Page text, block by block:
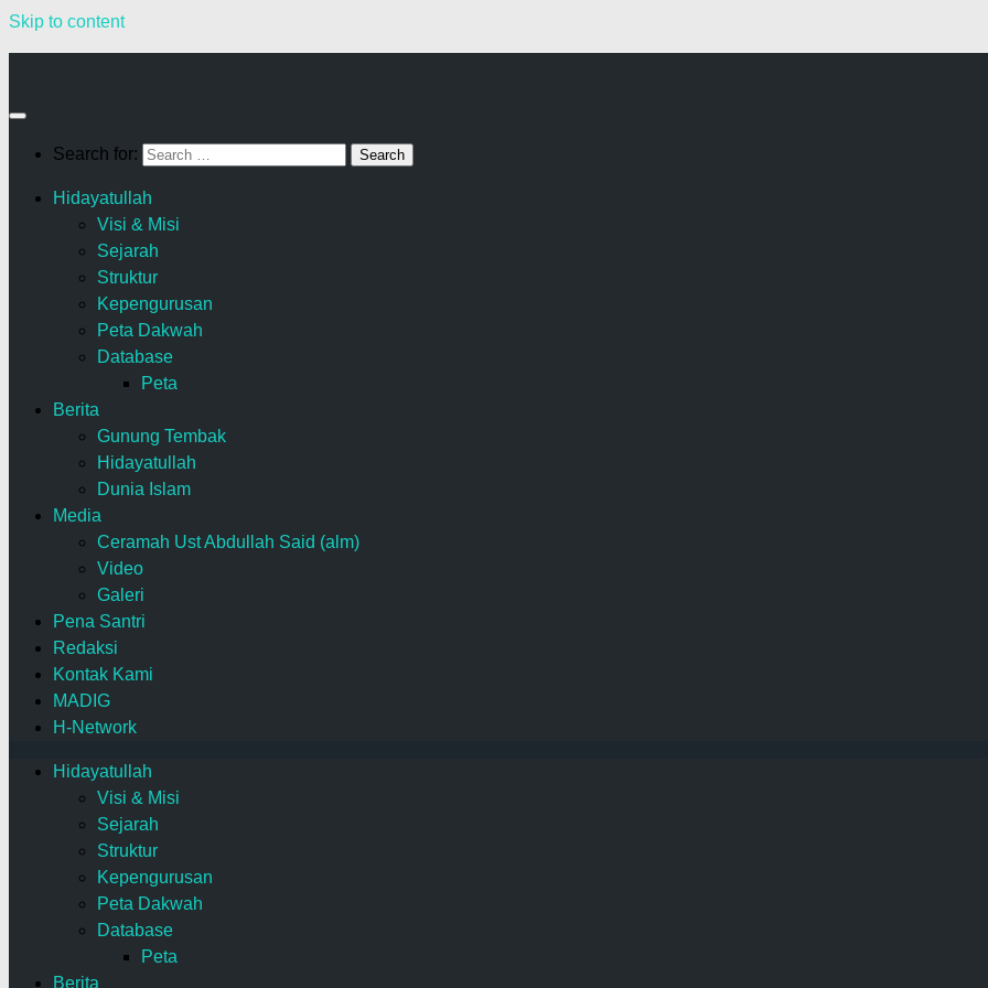
Skip to content
Search for:
Hidayatullah
Visi & Misi
Sejarah
Struktur
Kepengurusan
Peta Dakwah
Database
Peta
Berita
Gunung Tembak
Hidayatullah
Dunia Islam
Media
Ceramah Ust Abdullah Said (alm)
Video
Galeri
Pena Santri
Redaksi
Kontak Kami
MADIG
H-Network
Hidayatullah
Visi & Misi
Sejarah
Struktur
Kepengurusan
Peta Dakwah
Database
Peta
Berita